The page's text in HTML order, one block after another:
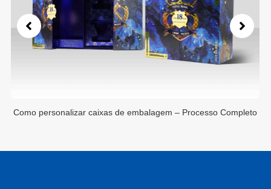
Como personalizar caixas de embalagem – Processo Completo